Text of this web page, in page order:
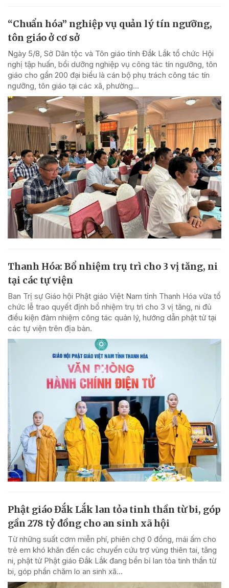
“Chuẩn hóa” nghiệp vụ quản lý tín ngưỡng,
tôn giáo ở cơ sở
Ngày 5/8, Sở Dân tộc và Tôn giáo tỉnh Đắk Lắk tổ chức Hội
nghị tập huấn, bồi dưỡng nghiệp vụ công tác tín ngưỡng, tôn
giáo cho gần 200 đại biểu là cán bộ phụ trách công tác tín
ngưỡng, tôn giáo tại các xã, phường...
Thanh Hóa: Bổ nhiệm trụ trì cho 3 vị tăng, ni
tại các tự viện
Ban Trị sự Giáo hội Phật giáo Việt Nam tỉnh Thanh Hóa vừa tổ
chức lễ trao quyết định bổ nhiệm trụ trì cho 3 vị tăng, ni đủ
điều kiện đảm nhiệm công tác quản lý, hướng dẫn phật tử tại
các tự viện trên địa bàn.
Phật giáo Đắk Lắk lan tỏa tinh thần từ bi, góp
gần 278 tỷ đồng cho an sinh xã hội
Từ những suất cơm miễn phí, phiên chợ 0 đồng, mái ấm cho
trẻ em khó khăn đến các chuyến cứu trợ vùng thiên tai, tăng
ni, phật tử Phật giáo Đắk Lắk đang bền bỉ lan tỏa tinh thần từ
bi, góp phần chăm lo an sinh xã...